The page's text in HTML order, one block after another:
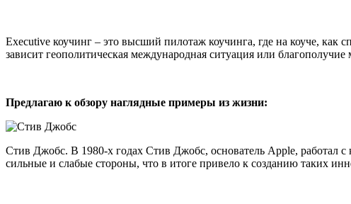
Executive коучинг – это высший пилотаж коучинга, где на коуче, как
зависит геополитическая международная ситуация или
Предлагаю к обзору наглядные примеры из жизни:
Стив Джобс. В 1980-х годах Стив Джобс, основатель Apple, работал
сильные и слабые стороны, что в итоге привело к созданию таких